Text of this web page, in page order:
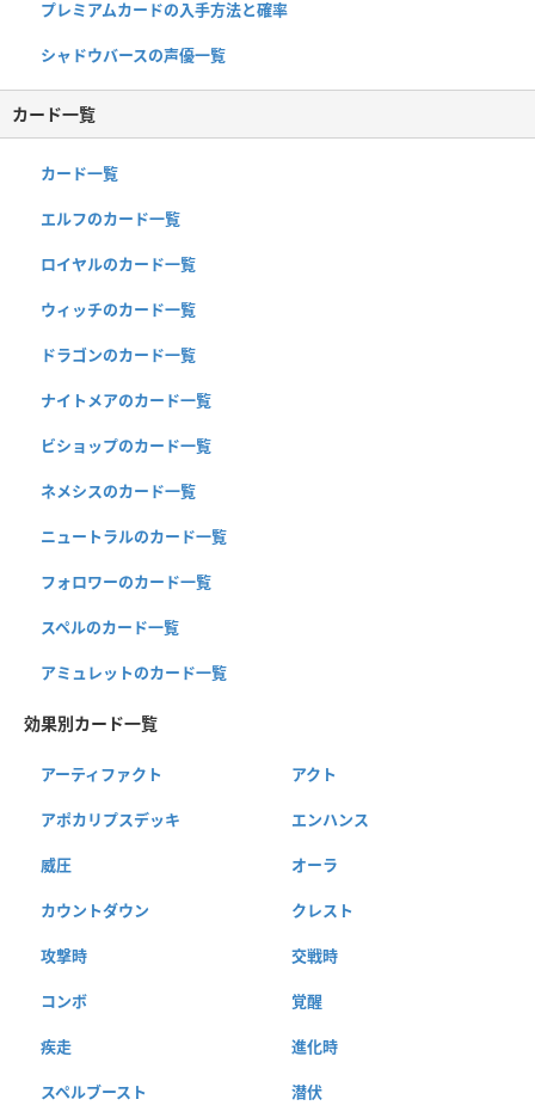
プレミアムカードの入手方法と確率
シャドウバースの声優一覧
カード一覧
カード一覧
エルフのカード一覧
ロイヤルのカード一覧
ウィッチのカード一覧
ドラゴンのカード一覧
ナイトメアのカード一覧
ビショップのカード一覧
ネメシスのカード一覧
ニュートラルのカード一覧
フォロワーのカード一覧
スペルのカード一覧
アミュレットのカード一覧
効果別カード一覧
アーティファクト アクト
アポカリプスデッキ エンハンス
威圧 オーラ
カウントダウン クレスト
攻撃時 交戦時
コンボ 覚醒
疾走 進化時
スペルブースト 潜伏